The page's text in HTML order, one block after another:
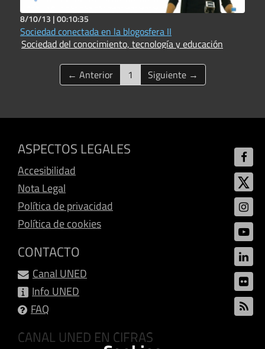
8/10/13 |00:10:35
Sociedad conectada en la blogosfera II
Sociedad del conocimiento, tecnología y educación
← Anterior 1 (current)
Siguiente →
ASPECTOS LEGALES
Accesibilidad
Nota Legal
Política de privacidad
Política de cookies
CONTACTO
Canal UNED
Info UNED
FAQ
CANAL UNED EN CIFRAS